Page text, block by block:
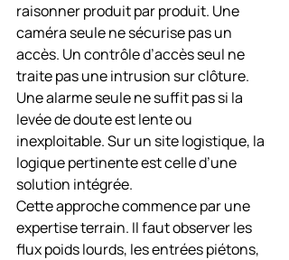
raisonner produit par produit. Une
caméra seule ne sécurise pas un
accès. Un contrôle d’accès seul ne
traite pas une intrusion sur clôture.
Une alarme seule ne suffit pas si la
levée de doute est lente ou
inexploitable. Sur un site logistique, la
logique pertinente est celle d’une
solution intégrée.
Cette approche commence par une
expertise terrain. Il faut observer les
flux poids lourds, les entrées piétons,